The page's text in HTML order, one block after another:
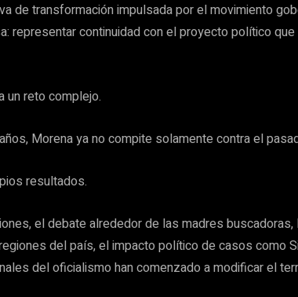
de transformación impulsada por el movimiento
representar continuidad con el proyecto político
un reto complejo.
Morena ya no compite solamente contra el
resultados.
el debate alrededor de las madres
del país, el impacto político de casos como
del oficialismo han comenzado a modificar el